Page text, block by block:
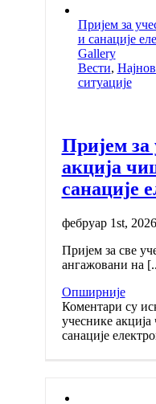
Пријем за
и санације
Gallery
Вести,
ситуације
Пријем за
акција
санације
фебруар 1st, 2026
Пријем за све
ангажовани на
Опширније
Коментари су
учеснике
санације